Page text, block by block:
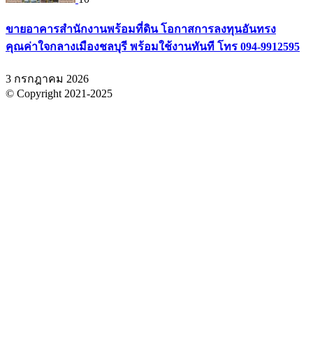
ขายอาคารสำนักงานพร้อมที่ดิน โอกาสการลงทุนอันทรง
คุณค่าใจกลางเมืองชลบุรี พร้อมใช้งานทันที โทร 094-9912595
3 กรกฎาคม 2026
© Copyright 2021-2025